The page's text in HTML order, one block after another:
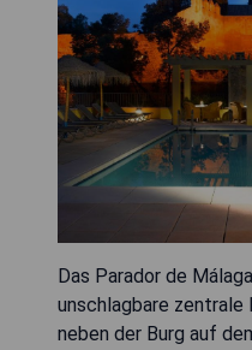
Das Parador de
unschlagbare zentrale
neben der Burg auf